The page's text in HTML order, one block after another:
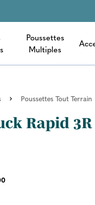
Poussettes
Multiples
Poussettes Tout Terrain
Rapid 3R